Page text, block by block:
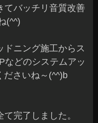
てバッチリ音質改善
(^^)
ドニング施工からス
などのシステムアッ
ださいね～(^^)b
完了しました。